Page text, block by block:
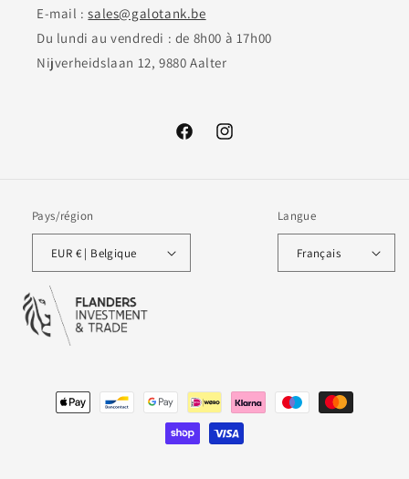
E-mail :sales@galotank.be
Du lundi au vendredi : de 8h00 à 17h00
Nijverheidslaan 12, 9880 Aalter
FacebookInstagram
Pays/région
EUR € | Belgique
Langue
Français
Moyens